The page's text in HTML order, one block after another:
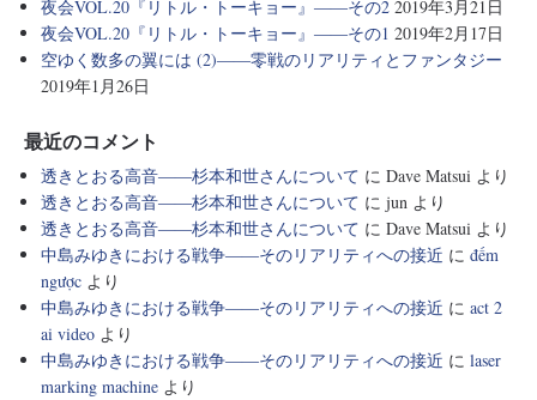
夜会VOL.20『リトル・トーキョー』――その2 2019年3月21日
夜会VOL.20『リトル・トーキョー』――その1 2019年2月17日
空ゆく数多の翼には (2)――零戦のリアリティとファンタジー
2019年1月26日
最近のコメント
透きとおる高音――杉本和世さんについて に Dave Matsui より
透きとおる高音――杉本和世さんについて に jun より
透きとおる高音――杉本和世さんについて に Dave Matsui より
中島みゆきにおける戦争――そのリアリティへの接近 に đếm
ngược より
中島みゆきにおける戦争――そのリアリティへの接近 に act 2
ai video より
中島みゆきにおける戦争――そのリアリティへの接近 に laser
marking machine より